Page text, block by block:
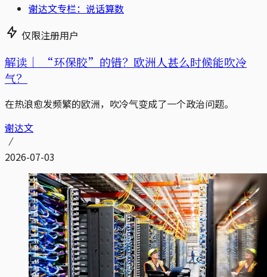
谢达文专栏：说话算数
仅限注册用户
解读｜
“环保胶”的错？欧洲人甚么时候能吹冷
气？
在热浪愈发频繁的欧洲，吹冷气变成了一个政治问题。
谢达文
2026-07-03